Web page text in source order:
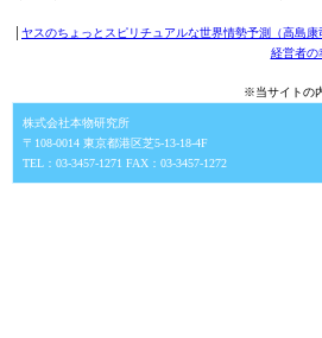
ヤスのちょっとスピリチュアルな世界情勢予測（高島康
経営者の
※当サイトの
株式会社本物研究所
〒108-0014 東京都港区芝5-13-18-4F
TEL：03-3457-1271 FAX：03-3457-1272